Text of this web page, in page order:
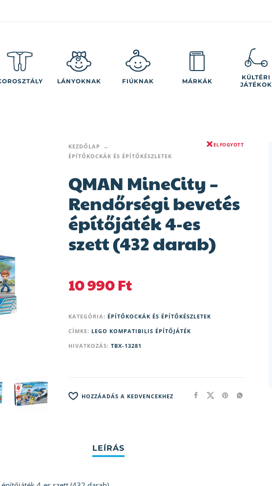
LÁNYOKNAK FIÚKNAK MÁRKÁK
KÜLTÉRI
JÁTÉKOK
KEZDŐLAP
ÉPÍTŐKOCKÁK ÉS ÉPÍTŐKÉSZLETEK
ELFOGYOTT
QMAN MineCity –
Rendőrségi bevetés
építőjáték 4-es
szett (432 darab)
10 990Ft
KATEGÓRIA: ÉPÍTŐKOCKÁK ÉS ÉPÍTŐKÉSZLETEK
CÍMKE: LEGO KOMPATIBILIS ÉPÍTŐJÁTÉK
HIVATKOZÁS: TBX-13281
HOZZÁADÁS A KEDVENCEKHEZ